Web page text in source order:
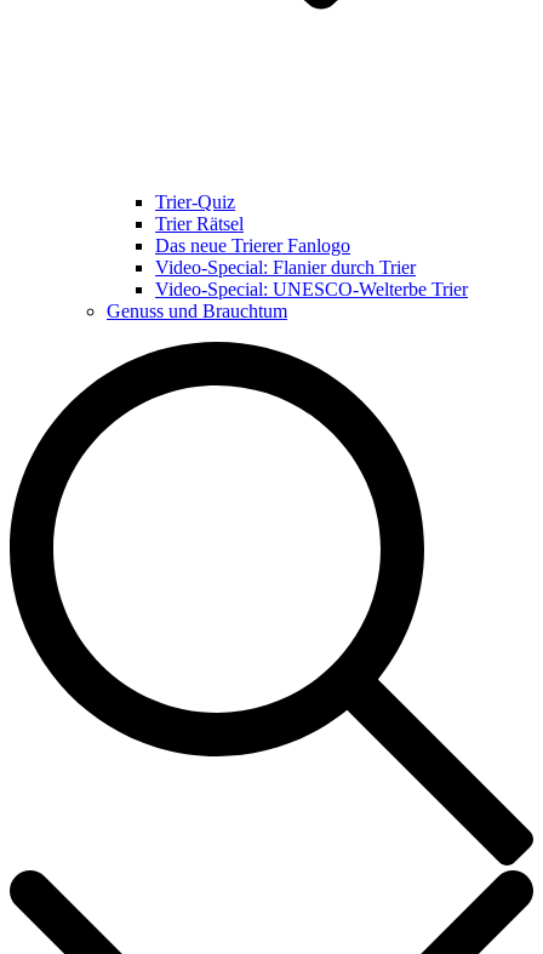
Trier-Quiz
Trier Rätsel
Das neue Trierer Fanlogo
Video-Special: Flanier durch Trier
Video-Special: UNESCO-Welterbe Trier
Genuss und Brauchtum